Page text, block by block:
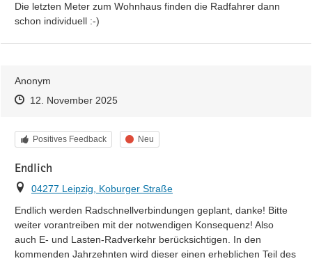
Die letzten Meter zum Wohnhaus finden die Radfahrer dann
schon individuell :-)
Anonym
Zeitpunkt des Erstellens
Zeitpunkt des Erstellens
12. November 2025Zur Äußerung
Kategorie
Positives Feedback Status
Neu
Endlich
Ort
04277 Leipzig, Koburger Straße
Endlich werden Radschnellverbindungen geplant, danke! Bitte
weiter vorantreiben mit der notwendigen Konsequenz! Also
auch E- und Lasten-Radverkehr berücksichtigen. In den
kommenden Jahrzehnten wird dieser einen erheblichen Teil des